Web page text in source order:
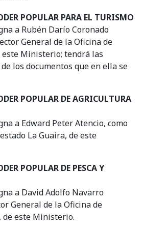
POPULAR PARA EL TURISMO
a Rubén Darío Coronado
General de la Oficina de
este Ministerio; tendrá las
los documentos que en ella se
POPULAR DE AGRICULTURA
a Edward Peter Atencio, como
La Guaira, de este
POPULAR DE PESCA Y
a David Adolfo Navarro
General de la Oficina de
de este Ministerio.